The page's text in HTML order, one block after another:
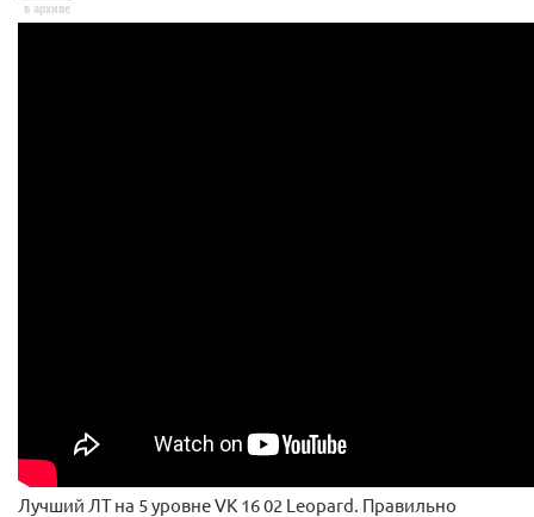
в архиве
Лучший ЛТ на 5 уровне VK 16 02 Leopard. Правильно